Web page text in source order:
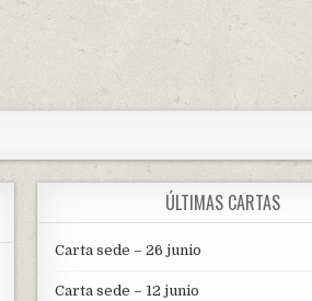
ÚLTIMAS CARTAS
Carta sede – 26 junio
Carta sede – 12 junio